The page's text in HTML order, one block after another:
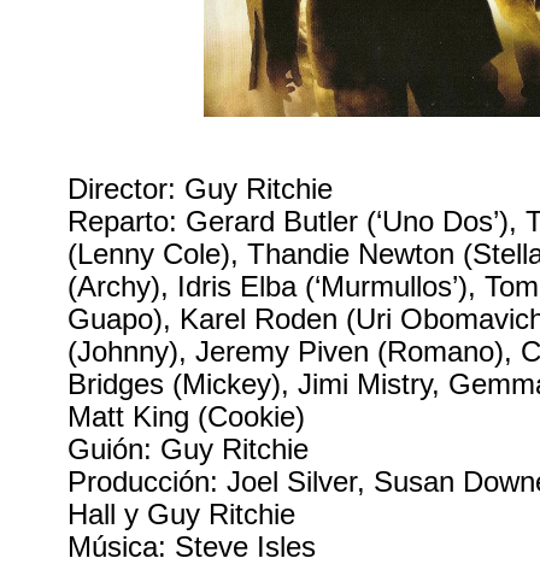
Director: Guy Ritchie
Reparto: Gerard Butler (‘Uno Dos’),
(Lenny Cole), Thandie Newton
(Archy), Idris Elba (‘Murmullos’),
Guapo), Karel Roden (Uri
(Johnny), Jeremy Piven (Romano),
Bridges (Mickey), Jimi Mistry,
Matt King (Cookie)
Guión: Guy Ritchie
Producción: Joel Silver, Susan
Hall y Guy Ritchie
Música: Steve Isles